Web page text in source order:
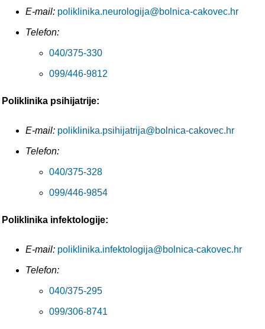
E-mail: poliklinika.neurologija@bolnica-cakovec.hr
Telefon:
040/375-330
099/446-9812
Poliklinika psihijatrije:
E-mail: poliklinika.psihijatrija@bolnica-cakovec.hr
Telefon:
040/375-328
099/446-9854
Poliklinika infektologije:
E-mail: poliklinika.infektologija@bolnica-cakovec.hr
Telefon:
040/375-295
099/306-8741